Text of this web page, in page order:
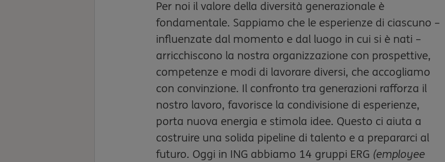
Per noi il valore della diversità generazionale è
fondamentale. Sappiamo che le esperienze di ciascuno –
influenzate dal momento e dal luogo in cui si è nati –
arricchiscono la nostra organizzazione con prospettive,
competenze e modi di lavorare diversi, che accogliamo
con convinzione. Il confronto tra generazioni rafforza il
nostro lavoro, favorisce la condivisione di esperienze,
porta nuova energia e stimola idee. Questo ci aiuta a
costruire una solida pipeline di talento e a prepararci al
futuro. Oggi in ING abbiamo 14 gruppi ERG (employee